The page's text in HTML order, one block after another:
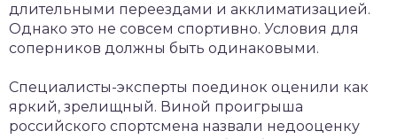
длительными переездами и акклиматизацией.
Однако это не совсем спортивно. Условия для
соперников должны быть одинаковыми.
Специалисты-эксперты поединок оценили как
яркий, зрелищный. Виной проигрыша
российского спортсмена назвали недооценку